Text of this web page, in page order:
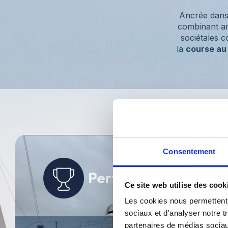
Consentement
Ce site web utilise des
Les cookies nous
sociaux et d'analyser notre
partenaires de médias
Ancrée
combinant
sociétales
la course
Performer